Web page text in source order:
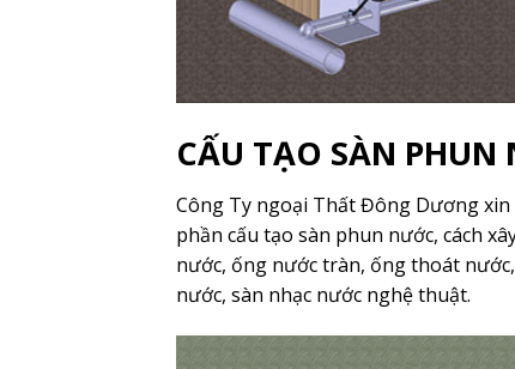
CẤU TẠO SÀN
Công Ty ngoại Thất Đông Dương
phần cấu tạo sàn phun nước, cách
nước, ống nước tràn, ống thoát
nước, sàn nhạc nước nghệ thuật.